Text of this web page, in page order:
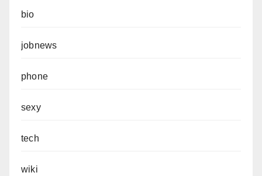
bio
jobnews
phone
sexy
tech
wiki